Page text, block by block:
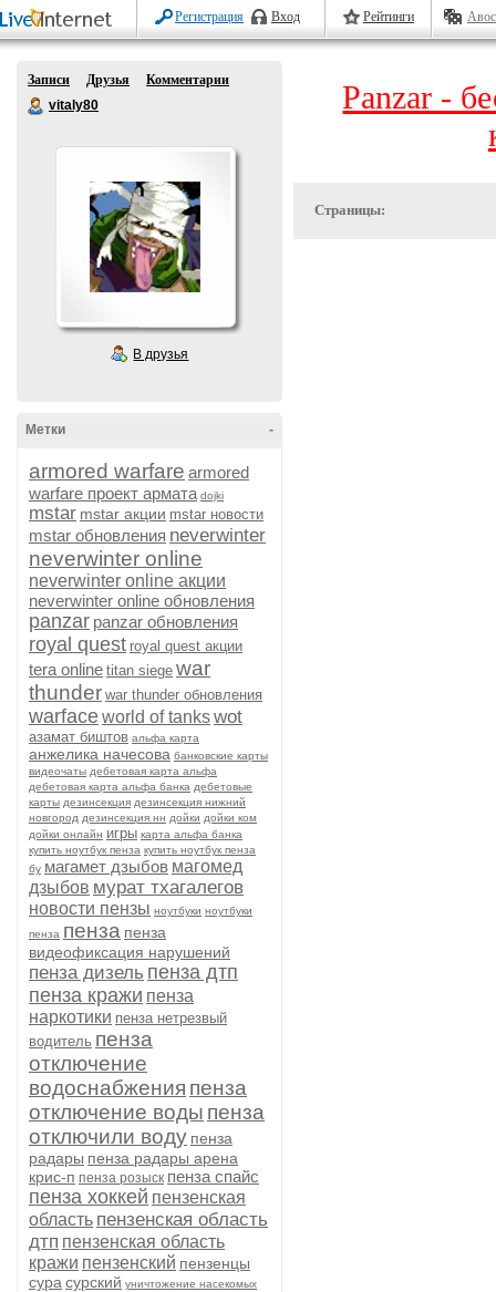
Регистрация Вход Рейтинги
Записи Друзья
Комментарии
vitaly80
В друзья
-
Метки
armored warfare armored
warfare проект армата dojki
mstar mstar акции mstar новости
mstar обновления neverwinter
neverwinter online
neverwinter online акции
neverwinter online обновления
panzar panzar обновления
royal quest royal quest акции
tera online titan siege war
thunder war thunder обновления
warfaceworld of tankswot
азамат биштов альфа карта
анжелика начесова банковские карты
видеочаты дебетовая карта альфа
дебетовая карта альфа банка дебетовые
карты дезинсекция дезинсекция нижний
новгород дезинсекция нн дойки дойки ком
дойки онлайн игры карта альфа банка
купить ноутбук пенза купить ноутбук пенза
бу магамет дзыбов магомед
дзыбов мурат тхагалегов
новости пензы ноутбуки ноутбуки
пенза пенза пенза
видеофиксация нарушений
пенза дизель пенза дтп
пенза кражи пенза
наркотики пенза нетрезвый
водитель пенза
отключение
водоснабжения пенза
отключение воды пенза
отключили воду пенза
радары пенза радары арена
крис-п пенза розыск пенза спайс
пенза хоккей пензенская
область пензенская область
дтп пензенская область
кражи пензенский пензенцы
сура сурский уничтожение насекомых
Panzar -
Страницы: